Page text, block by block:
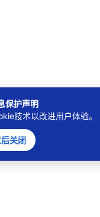
保护声明
技术以改进用户体验。
关闭